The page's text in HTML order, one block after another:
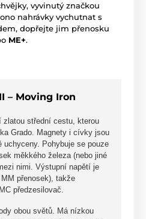
vyvinutý značkou
nahrávky vychutnat s
dopřejte jim přenosku
ME+.
– Moving Iron
zlatou střední cestu, kterou
Grado. Magnety i cívky jsou
uchyceny. Pohybuje se pouze
měkkého železa (nebo jiné
nimi. Výstupní napětí je
přenosek), takže
předzesilovač.
obou světů. Má nízkou